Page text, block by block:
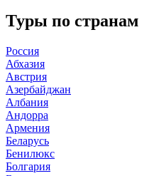
Туры по странам
Россия
Абхазия
Австрия
Азербайджан
Албания
Андорра
Армения
Беларусь
Бенилюкс
Болгария